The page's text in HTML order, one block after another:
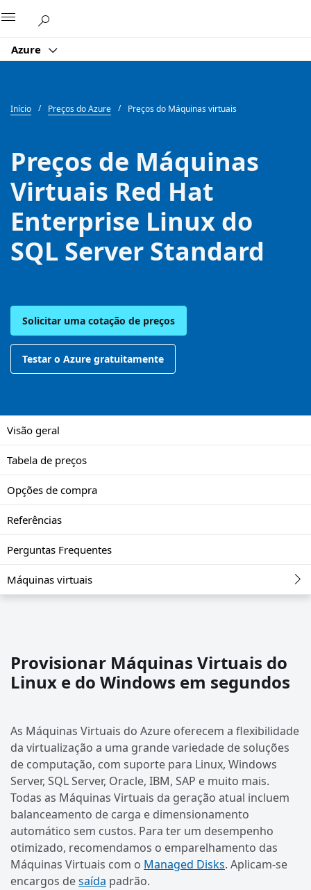
Azure
Início Preços do Azure Preços do Máquinas virtuais
Preços de Máquinas
Virtuais Red Hat
Enterprise Linux do
SQL Server Standard
Solicitar uma cotação de preços
Testar o Azure gratuitamente
Visão geral
Tabela de preços
Opções de compra
Referências
Perguntas Frequentes
Máquinas virtuais
Provisionar Máquinas Virtuais do
Linux e do Windows em segundos
As Máquinas Virtuais do Azure oferecem a flexibilidade
da virtualização a uma grande variedade de soluções
de computação, com suporte para Linux, Windows
Server, SQL Server, Oracle, IBM, SAP e muito mais.
Todas as Máquinas Virtuais da geração atual incluem
balanceamento de carga e dimensionamento
automático sem custos. Para ter um desempenho
otimizado, recomendamos o emparelhamento das
Máquinas Virtuais com o Managed Disks. Aplicam-se
encargos desaída padrão.